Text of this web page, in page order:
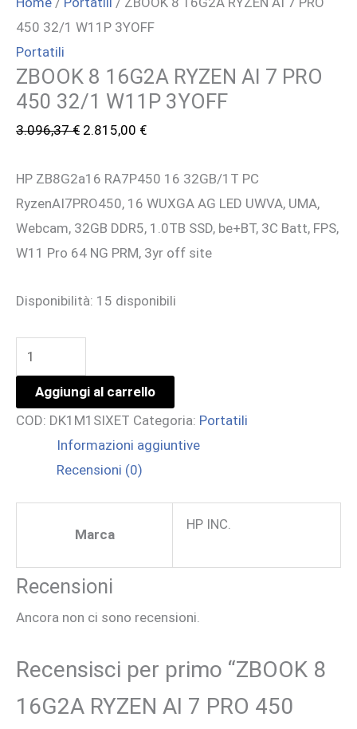
450 32/1 W11P 3YOFF
Portatili
ZBOOK 8 16G2A RYZEN AI 7 PRO
450 32/1 W11P 3YOFF
3.096,37€ Il
originale
era:
3.096,37 €.
2.815,00 €Il
attuale
è:
2.815,00 €.
HP ZB8G2a16 RA7P450 16 32GB/1T PC
RyzenAI7PRO450, 16 WUXGA AG LED UWVA, UMA,
Webcam, 32GB DDR5, 1.0TB SSD, be+BT, 3C Batt, FPS,
W11 Pro 64 NG PRM, 3yr off site
Disponibilità: 15 disponibili
ZBOOK
8
16G2A
RYZEN
W11P
3YOFF
quantità
Aggiungi al carrello
COD: DK1M1SIXET Categoria: Portatili
Informazioni aggiuntive
Recensioni (0)
Marca
HP INC.
Recensioni
Ancora non ci sono recensioni.
Recensisci per primo “ZBOOK 8
16G2A RYZEN AI 7 PRO 450